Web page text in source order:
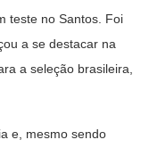
teste no Santos. Foi
a se destacar na
a seleção brasileira,
e, mesmo sendo